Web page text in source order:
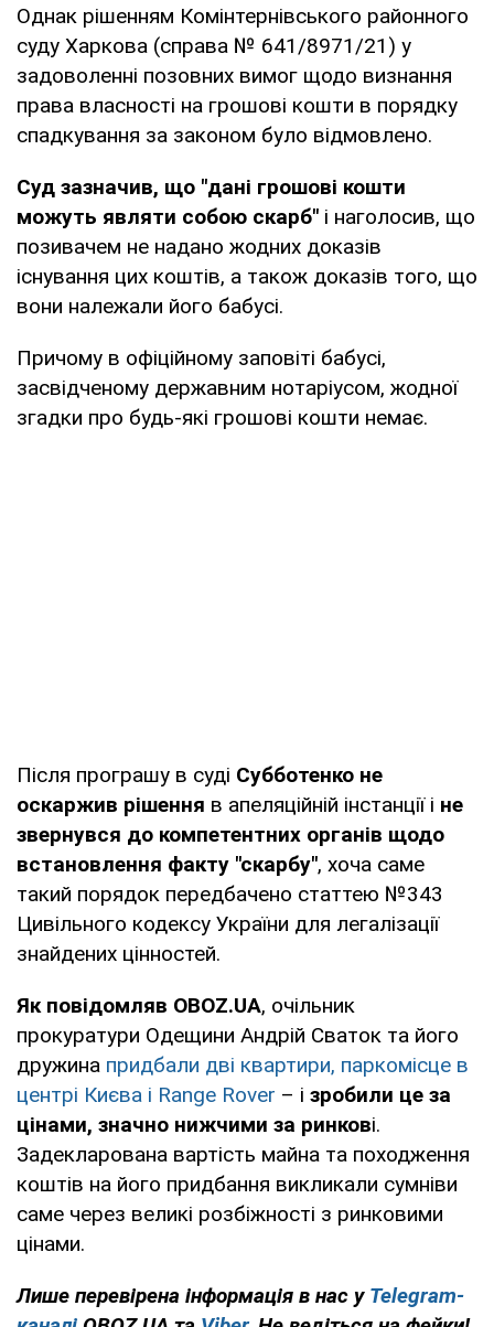
Однак рішенням Комінтернівського районного
суду Харкова (справа № 641/8971/21) у
задоволенні позовних вимог щодо визнання
права власності на грошові кошти в порядку
спадкування за законом було відмовлено.
Суд зазначив, що "дані грошові кошти
можуть являти собою скарб" і наголосив, що
позивачем не надано жодних доказів
існування цих коштів, а також доказів того, що
вони належали його бабусі.
Причому в офіційному заповіті бабусі,
засвідченому державним нотаріусом, жодної
згадки про будь-які грошові кошти немає.
Після програшу в суді Субботенко не
оскаржив рішення в апеляційній інстанції і не
звернувся до компетентних органів щодо
встановлення факту "скарбу", хоча саме
такий порядок передбачено статтею №343
Цивільного кодексу України для легалізації
знайдених цінностей.
Як повідомляв OBOZ.UA, очільник
прокуратури Одещини Андрій Сваток та його
дружина придбали дві квартири, паркомісце в
центрі Києва і Range Rover – і зробили це за
цінами, значно нижчими за ринкові.
Задекларована вартість майна та походження
коштів на його придбання викликали сумніви
саме через великі розбіжності з ринковими
цінами.
Лише перевірена інформація в нас у Telegram-